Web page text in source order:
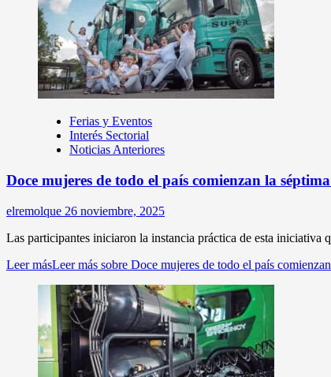
Ferias y Eventos
Interés Sectorial
Noticias Anteriores
Doce mujeres de todo el país comienzan la
elremolque 26 noviembre, 2025
Las participantes iniciaron la instancia práctica de esta iniciativa
Leer másLeer más sobre Doce mujeres de todo el país